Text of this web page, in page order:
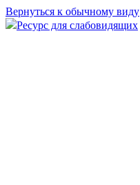
Вернуться к обычному виду
Ресурс для слабовидящих